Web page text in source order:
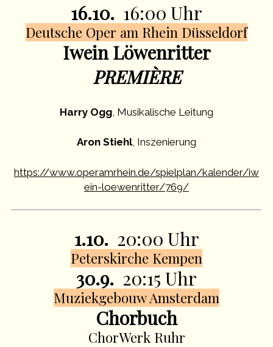
16.10. 16:00 Uhr
Deutsche Oper am Rhein Düsseldorf
Iwein Löwenritter
PREMIÈRE
Harry Ogg , Musikalische Leitung
Aron Stiehl, Inszenierung
https://www.operamrhein.de/spielplan/kalender/iw
ein-loewenritter/769/
1.10. 20:00 Uhr
Peterskirche Kempen
30.9. 20:15 Uhr
Muziekgebouw Amsterdam
Chorbuch
ChorWerk Ruhr